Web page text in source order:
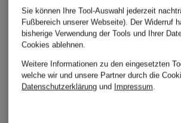
MRS &
HUGS
Sie können Ihre Tool-Auswahl jederzeit
Fußbereich unserer Webseite). Der Widerruf
bisherige Verwendung der Tools und Ihrer
Cookies ablehnen.
Weitere Informationen zu den eingesetzten
welche wir und unsere Partner durch die
Datenschutzerklärung und Impressum.